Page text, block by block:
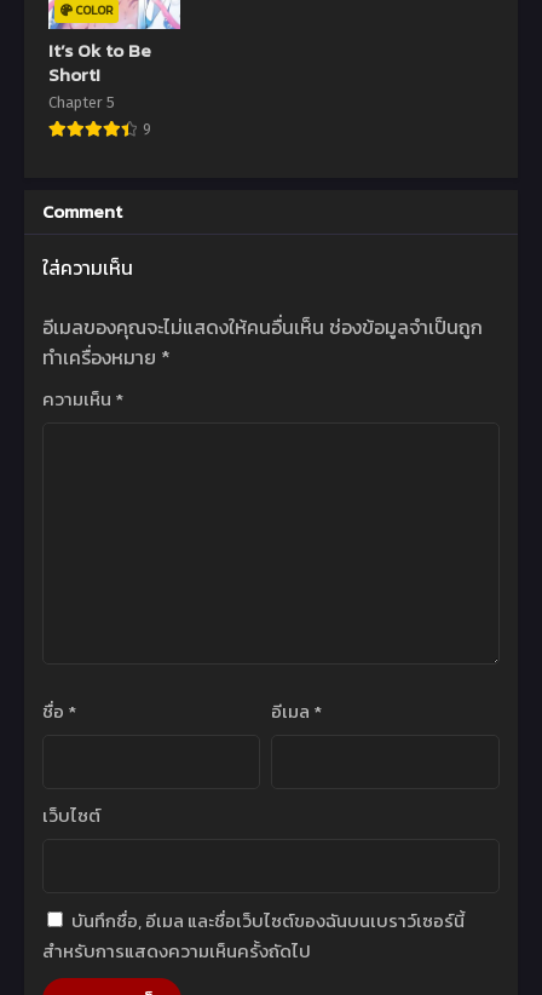
COLOR
It’s Ok to Be
Short!
Chapter 5
9
Comment
ใส่ความเห็น
อีเมลของคุณจะไม่แสดงให้คนอื่นเห็น ช่องข้อมูลจำเป็นถูก
ทำเครื่องหมาย *
ความเห็น *
ชื่อ * อีเมล *
เว็บไซต์
บันทึกชื่อ, อีเมล และชื่อเว็บไซต์ของฉันบนเบราว์เซอร์นี้
สำหรับการแสดงความเห็นครั้งถัดไป